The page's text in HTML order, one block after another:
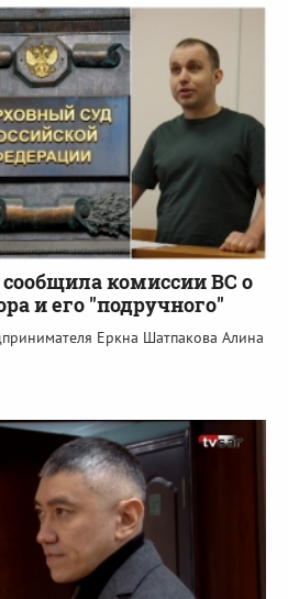
комиссии ВС о
и его "подручного"
Еркна Шатпакова Алина